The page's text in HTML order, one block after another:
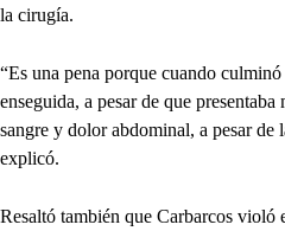
la cirugía.
“Es una pena porque cuando
enseguida, a pesar de que
sangre y dolor abdominal, a pesar de
explicó.
Resaltó también que Carbarcos violó